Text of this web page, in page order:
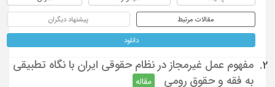
مقالات مرتبط پیشنهاد دیگران
دانلود
2.
مفهوم عمل غیرمجاز در نظام حقوقی ایران با نگاه تطبیقی
به فقه و حقوق رومی
مقاله